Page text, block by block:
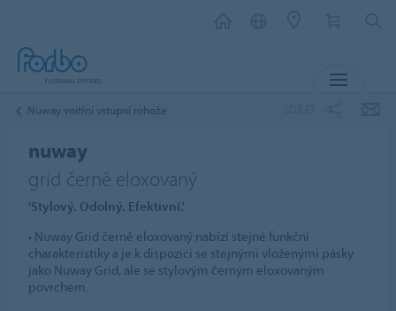
Nuway vnitřní vstupní rohože
nuway
grid černě eloxovaný
'Stylový. Odolný. Efektivní.'
• Nuway Grid černě eloxovaný nabízí stejné funkční
charakteristiky a je k dispozici se stejnými vloženými pásky
jako Nuway Grid, ale se stylovým černým eloxovaným
povrchem.